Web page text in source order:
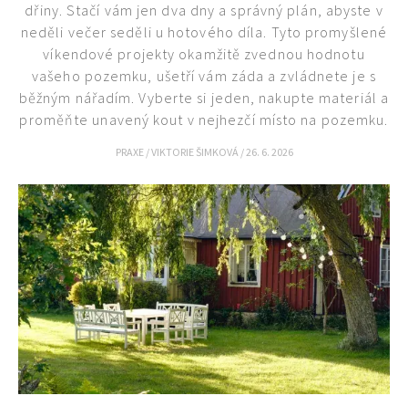
dřiny. Stačí vám jen dva dny a správný plán, abyste v
neděli večer seděli u hotového díla. Tyto promyšlené
víkendové projekty okamžitě zvednou hodnotu
vašeho pozemku, ušetří vám záda a zvládnete je s
běžným nářadím. Vyberte si jeden, nakupte materiál a
proměňte unavený kout v nejhezčí místo na pozemku.
PRAXE /VIKTORIE ŠIMKOVÁ /26. 6. 2026